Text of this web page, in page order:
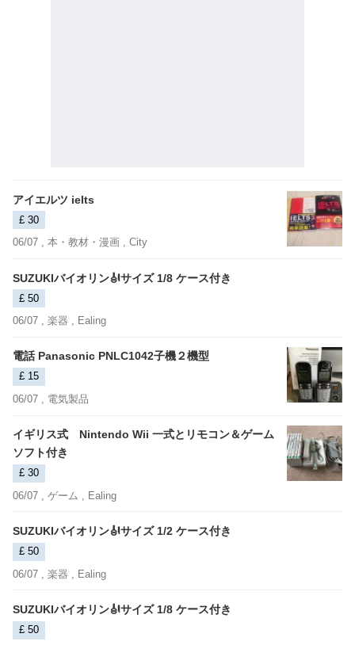
アイエルツ ielts
£ 30
06/07 , 本・教材・漫画 , City
SUZUKIバイオリン🎻サイズ 1/8 ケース付き
£ 50
06/07 , 楽器 , Ealing
電話 Panasonic PNLC1042子機２機型
£ 15
06/07 , 電気製品
イギリス式 Nintendo Wii 一式とリモコン＆ゲーム
ソフト付き
£ 30
06/07 , ゲーム , Ealing
SUZUKIバイオリン🎻サイズ 1/2 ケース付き
£ 50
06/07 , 楽器 , Ealing
SUZUKIバイオリン🎻サイズ 1/8 ケース付き
£ 50